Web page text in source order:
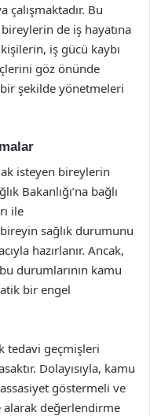
çalışmaktadır. Bu
de iş hayatına
iş gücü kaybı
göz önünde
şekilde yönetmeleri
isteyen bireylerin
Bakanlığı’na bağlı
ile
sağlık durumunu
hazırlanır. Ancak,
durumlarının kamu
bir engel
tedavi geçmişleri
Dolayısıyla, kamu
göstermeli ve
değerlendirme